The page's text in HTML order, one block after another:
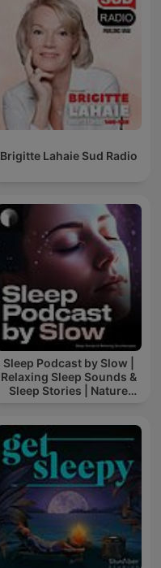
Brigitte Lahaie Sud Radio
Sleep Podcast by Slow |
Relaxing Sleep Sounds &
Sleep Stories | Nature